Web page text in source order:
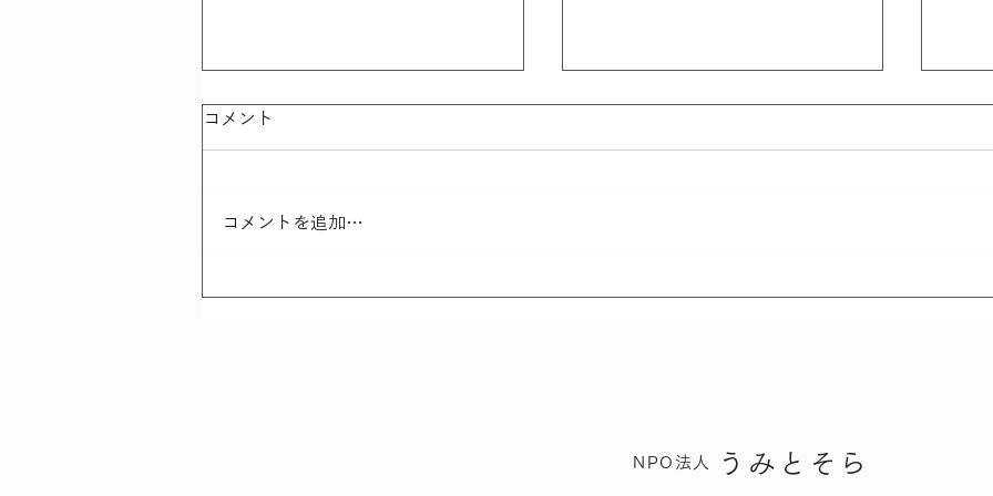
さんこつにっき - 最近の事
さんこつにっき - いのちの
コメント
コメントを追加…
うみとそら
NPO法人